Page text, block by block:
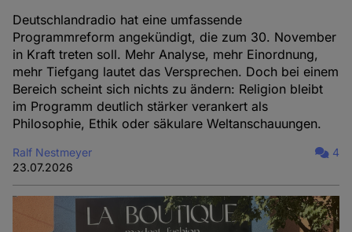
Deutschlandradio hat eine umfassende
Programmreform angekündigt, die zum 30. November
in Kraft treten soll. Mehr Analyse, mehr Einordnung,
mehr Tiefgang lautet das Versprechen. Doch bei einem
Bereich scheint sich nichts zu ändern: Religion bleibt
im Programm deutlich stärker verankert als
Philosophie, Ethik oder säkulare Weltanschauungen.
Ralf Nestmeyer
23.07.2026
4